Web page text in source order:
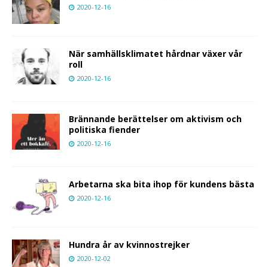
2020-12-16
När samhällsklimatet hårdnar växer vår
roll
2020-12-16
Brännande berättelser om aktivism och
politiska fiender
2020-12-16
Arbetarna ska bita ihop för kundens bästa
2020-12-16
Hundra år av kvinnostrejker
2020-12-02